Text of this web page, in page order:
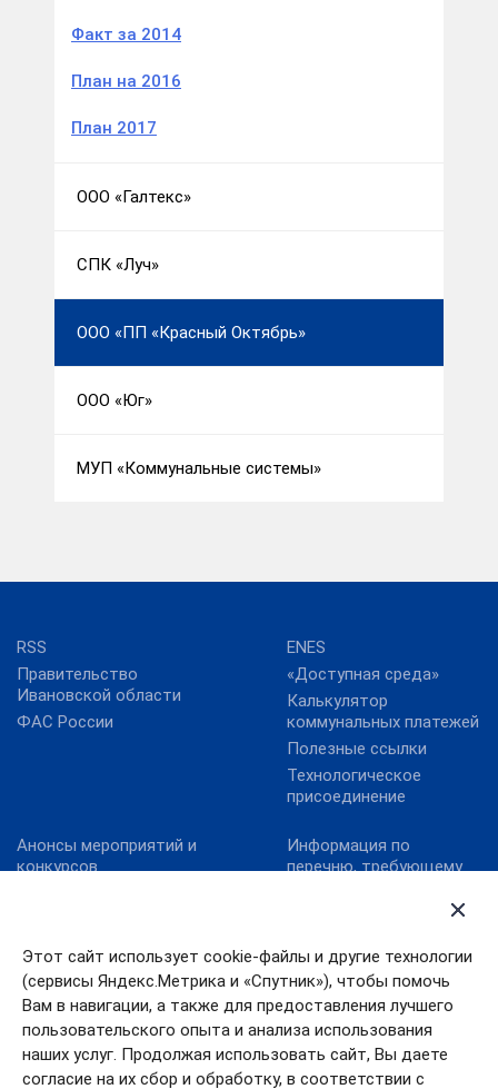
Этот сайт использует cookie-файлы и другие технологии
(сервисы Яндекс.Метрика и «Спутник»), чтобы помочь
Вам в навигации, а также для предоставления лучшего
пользовательского опыта и анализа использования
наших услуг. Продолжая использовать сайт, Вы даете
согласие на их сбор и обработку, в соответствии с
Факт за 2014
План на 2016
План 2017
ООО «Галтекс»
СПК «Луч»
ООО «ПП «Красный Октябрь»
ООО «Юг»
МУП «Коммунальные системы»
RSS
Правительство
Ивановской области
ФАС России
ENES
«Доступная среда»
Калькулятор
коммунальных платежей
Полезные ссылки
Технологическое
присоединение
Анонсы мероприятий и
конкурсов
энергосбережения и
повышения
энергоэффективности.
Новости
Информация по
перечню, требующему
Ивановской области от
13.10.2011№ 316-п
Конкурс «МедиаТЭК»